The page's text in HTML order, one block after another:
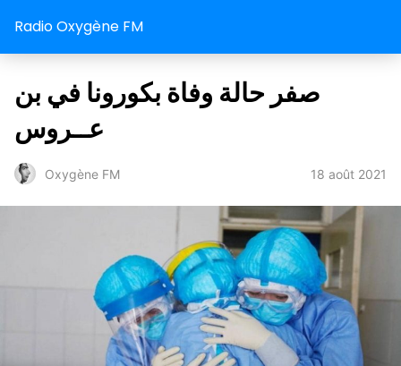
Radio Oxygène FM
صفر حالة وفاة بكورونا في بن
عــروس
Oxygène FM 18 août 2021